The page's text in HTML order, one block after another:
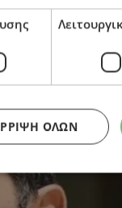
Λευκωσία
ΌΛΩΝ